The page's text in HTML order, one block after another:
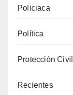
Policiaca
Política
Protección Civil
Recientes